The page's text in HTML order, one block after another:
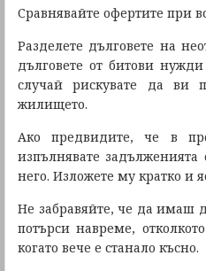
Сравнявайте офертите при
Разделете дълговете на
дълговете от битови
случай рискувате да ви
жилището.
Ако предвидите, че в
изпълнявате
него. Изложете му кратко и
Не забравяйте, че да имаш
потърси навреме,
когато вече е станало късно.